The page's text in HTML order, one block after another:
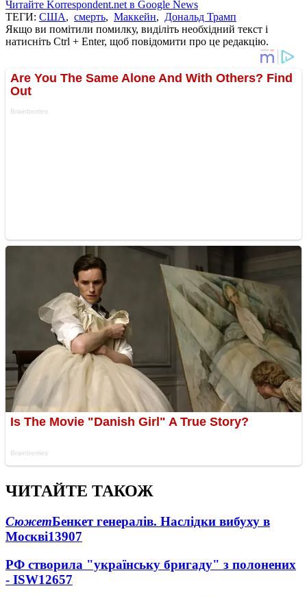
Читайте Korrespondent.net в Google News
ТЕГИ: США, смерть, Маккейн, Дональд Трамп
Якщо ви помітили помилку, виділіть необхідний текст і
натисніть Ctrl + Enter, щоб повідомити про це редакцію.
ЧИТАЙТЕ ТАКОЖ
СюжетБенкет генералів. Наслідки вибуху в
Москві13907
РФ створила "українську бригаду" з полонених
- ISW12657